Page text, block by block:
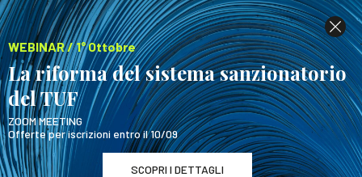
WEBINAR / 1° Ottobre
La riforma del sistema sanzionatorio
del TUF
ZOOM MEETING
Offerte per iscrizioni entro il 10/09
SCOPRI I DETTAGLI